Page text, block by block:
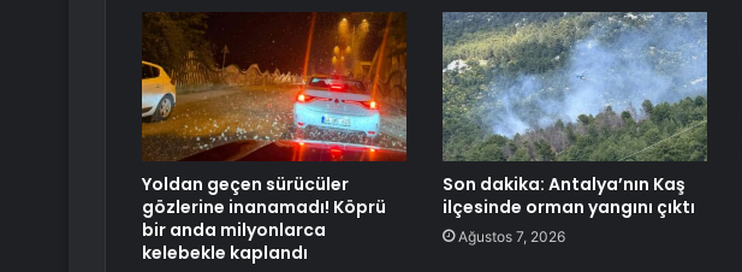
Yoldan geçen sürücüler
gözlerine inanamadı! Köprü
bir anda milyonlarca
kelebekle kaplandı
Son dakika: Antalya’nın Kaş
ilçesinde orman yangını çıktı
Ağustos 7, 2026